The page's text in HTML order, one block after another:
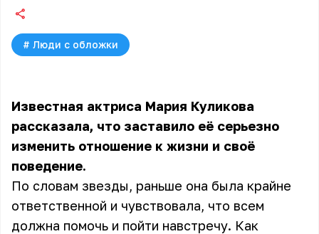
# Люди с обложки
Известная актриса Мария Куликова
рассказала, что заставило её серьезно
изменить отношение к жизни и своё
поведение.
По словам звезды, раньше она была крайне
ответственной и чувствовала, что всем
должна помочь и пойти навстречу. Как